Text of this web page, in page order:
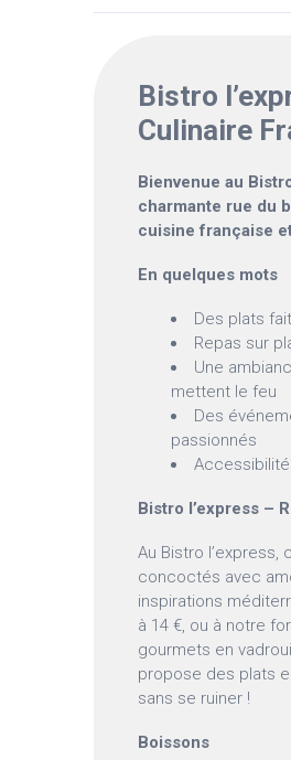
Bistro
Culinaire
Bienvenue au
charmante rue du
cuisine française
En quelques mots
Des plats
Repas sur
Une
mettent le feu
Des
passionnés
Bistro l’express –
Au Bistro
concoctés avec
inspirations
à 14 €, ou à notre
gourmets en
propose des plats
sans se ruiner !
Boissons